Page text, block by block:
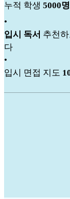
누적 학생 5000명
•
입시 독서 추천
다
•
입시 면접 지도